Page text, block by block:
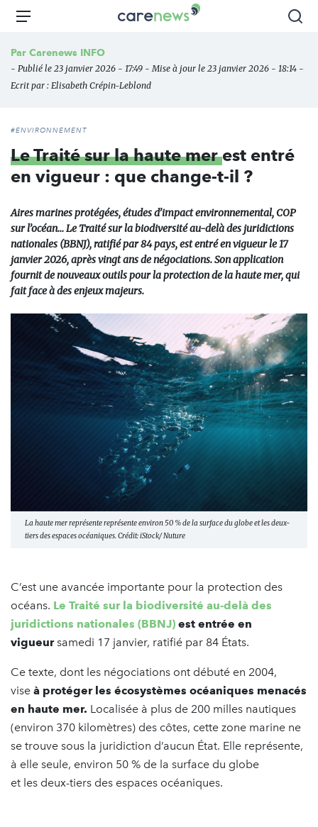
Aller
principal
Carenews,
des
acteurs
Menu
Par Carenews INFO
- Publié le 23 janvier 2026 - 17:49 - Mise à jour le 23 janvier 2026 - 18:14 -
Ecrit par : Elisabeth Crépin-Leblond
#ENVIRONNEMENT
Le Traité sur la haute merest entré
en vigueur : que change-t-il ?
Aires marines protégées, études d’impact environnemental, COP
sur l’océan… Le Traité sur la biodiversité au-delà des juridictions
nationales (BBNJ), ratifié par 84 pays, est entré en vigueur le 17
janvier 2026, après vingt ans de négociations. Son application
fournit de nouveaux outils pour la protection de la haute mer, qui
fait face à des enjeux majeurs.
La haute mer représente représente environ 50 % de la surface du globe et les deux-
tiers des espaces océaniques. Crédit: iStock/ Nuture
C’est une avancée importante pour la protection des
océans. Le Traité sur la biodiversité au-delà des
juridictions nationales (BBNJ) est entrée en
vigueursamedi 17 janvier, ratifié par 84 États.
Ce texte, dont les négociations ont débuté en 2004,
vise à protéger les écosystèmes océaniques menacés
en haute mer. Localisée à plus de 200 milles nautiques
(environ 370 kilomètres) des côtes, cette zone marine ne
se trouve sous la juridiction d’aucun État. Elle représente,
à elle seule, environ 50 % de la surface du globe
et les deux-tiers des espaces océaniques.